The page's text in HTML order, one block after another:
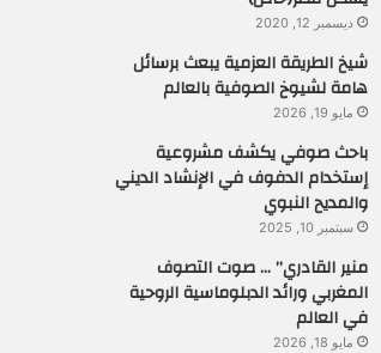
ديسمبر 12, 2020
شيخ الطريقة العزمية يبعث برسائل
هامة لشيوخ الصوفية بالعالم
مايو 19, 2026
باحث صوفي يكشف مشروعية
إستخدام الدفوف في الإنشاد الديني
والمديح النبوي
سبتمبر 10, 2025
منير القادري” … صوت التصوف
المغربي ورائد الدبلوماسية الروحية
في العالم
مايو 18, 2026